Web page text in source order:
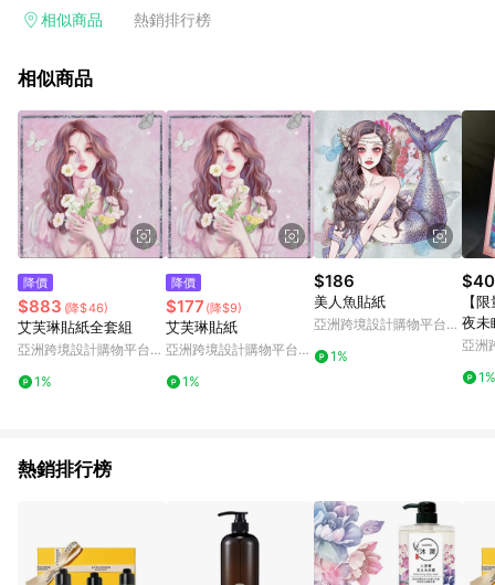
黃金鑽飾/精品相關/3C數位(含周邊)/家電視聽/運動戶外/母嬰用
饋%」，將於訂單成立後由「LINE購物通知」之官方帳號訊息通
依LINE購物網站訂單成立通知為準。​​ (5)LINE購物設有「單一商
品最高回饋點數」機制 (部分時段開放「回饋無上限」)，以同一
訂單中同一商品不論件數計算，請依訂單成立當下LINE購物的回
饋機制為準。
相似商品 熱銷排行榜
相似商品
降價
$883 (降$46)
艾芙琳貼紙全套組
亞洲跨境設計購物平台
1%
降價
$177 (降$9)
艾芙琳貼紙
亞洲跨境設計購物平台
1%
$186
美人魚貼紙
亞洲跨境設計購物平台
1%
$40
【
夜未
夜
亞洲
1%
熱銷排行榜